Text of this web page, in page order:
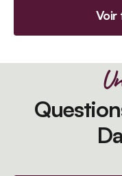
Voir